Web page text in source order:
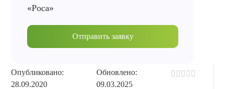
Опубликовано:
28.09.2020
Обновлено:
09.03.2025
«Роса»
Отправить заявку